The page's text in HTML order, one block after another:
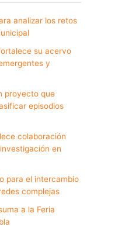
analizar los retos
su acervo
y
proyecto que
episodios
colaboración
en
para el intercambio
complejas
a la Feria